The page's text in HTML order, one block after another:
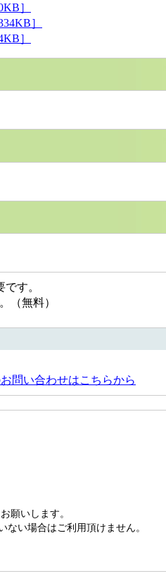
］
］
］
す。
（無料）
問い合わせはこちらから
願いします。
い場合はご利用頂けません。